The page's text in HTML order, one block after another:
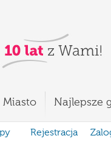
Miasto Najlepsze
Rejestracja